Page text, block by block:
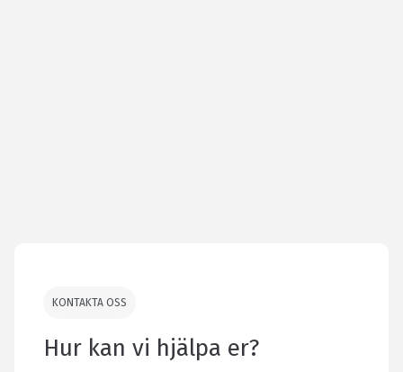
KONTAKTA OSS
Hur kan vi hjälpa er?